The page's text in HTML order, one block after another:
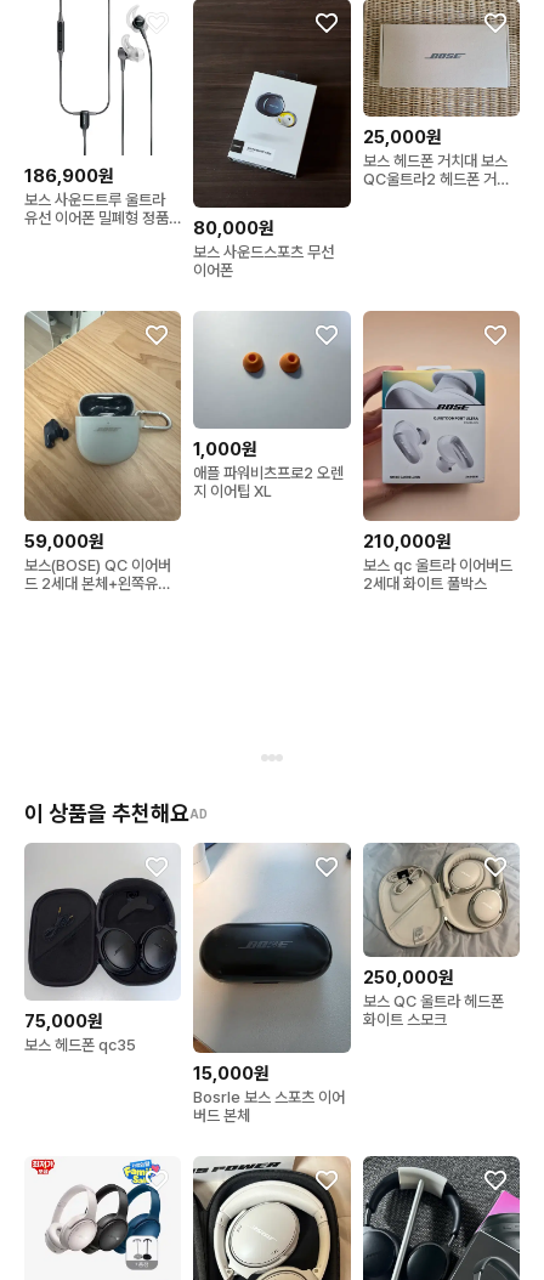
186,900원
보스 사운드트루 울트라
유선 이어폰 밀폐형 정품
80,000원
보스 사운드스포츠 무선
이어폰
25,000원
보스 헤드폰 거치대 보스
QC울트라2 헤드폰 거치
59,000원
보스(BOSE) QC 이어버
드 2세대 본체+왼쪽유닛
1,000원
애플 파워비츠프로2 오렌
지 이어팁 XL
210,000원
보스 qc 울트라 이어버드
2세대 화이트 풀박스
이 상품을 추천해요AD
75,000원
보스 헤드폰 qc35
15,000원
Bosrle 보스 스포츠 이어
버드 본체
250,000원
보스 QC 울트라 헤드폰
화이트 스모크